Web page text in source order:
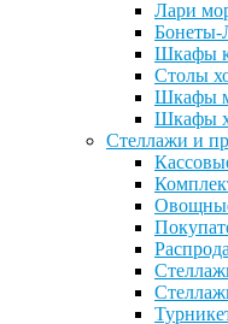
Лари
Бонеты-
Шкафы
Столы
Шкафы
Шкафы
Стеллажи и